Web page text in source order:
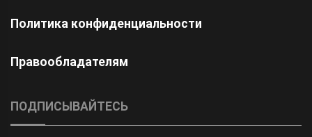
Политика конфиденциальности
Правообладателям
ПОДПИСЫВАЙТЕСЬ